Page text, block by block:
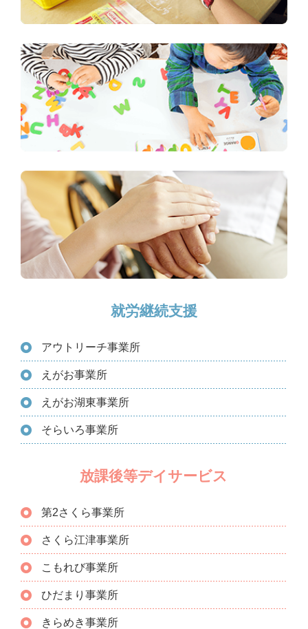
就労継続支援
アウトリーチ事業所
えがお事業所
えがお湖東事業所
そらいろ事業所
放課後等デイサービス
第2さくら事業所
さくら江津事業所
こもれび事業所
ひだまり事業所
きらめき事業所